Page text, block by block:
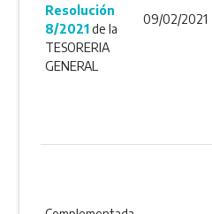
Resolución
8/2021de la
TESORERIA
GENERAL
09/02/2021